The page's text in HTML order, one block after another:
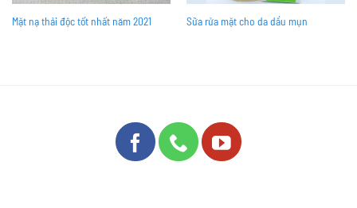
Mặt nạ thải độc tốt nhất năm 2021 Sữa rửa mặt cho da dầu mụn